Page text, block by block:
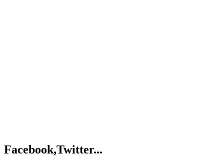
Facebook,Twitter...